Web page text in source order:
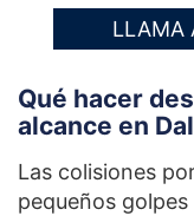
LLAMA
Qué hacer
alcance en
Las colisiones
pequeños golpes